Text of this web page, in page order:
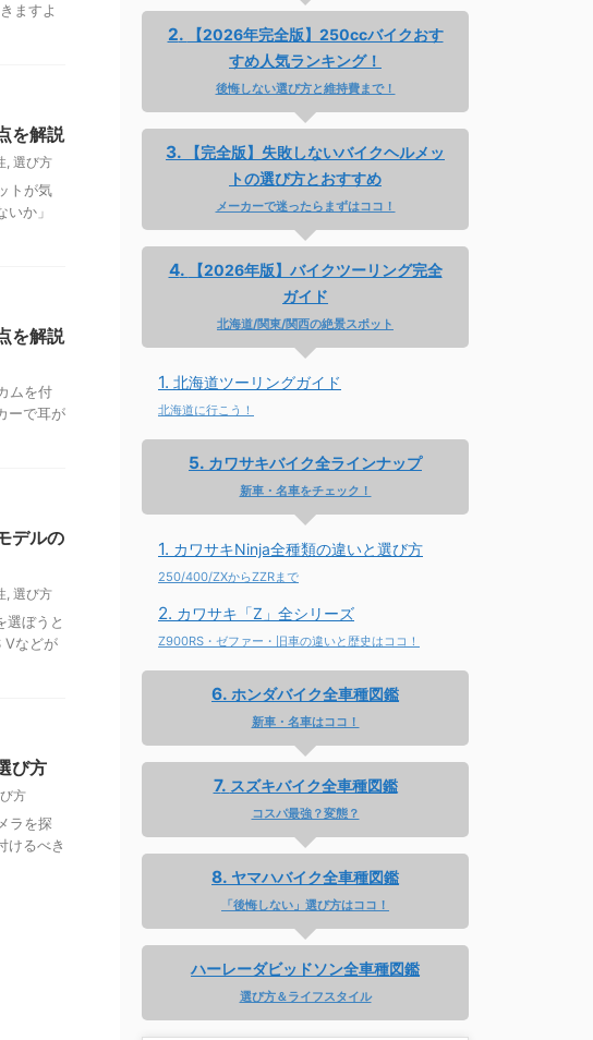
ますよ
を解説
, 選び方
トが気
か」
を解説
ムを付
ーで耳が
デルの
, 選び方
選ぼうと
Vなどが
び方
方
ラを探
けるべき
【2026年完全版】250ccバイクおす
すめ人気ランキング！
後悔しない選び方と維持費まで！
【完全版】失敗しないバイクヘルメッ
トの選び方とおすすめ
メーカーで迷ったらまずはココ！
【2026年版】バイクツーリング完全
ガイド
北海道/関東/関西の絶景スポット
北海道ツーリングガイド
北海道に行こう！
カワサキバイク全ラインナップ
新車・名車をチェック！
カワサキNinja全種類の違いと選び方
250/400/ZXからZZRまで
カワサキ「Z」全シリーズ
Z900RS・ゼファー・旧車の違いと歴史はココ！
ホンダバイク全車種図鑑
新車・名車はココ！
スズキバイク全車種図鑑
コスパ最強？変態？
ヤマハバイク全車種図鑑
「後悔しない」選び方はココ！
ハーレーダビッドソン全車種図鑑
選び方＆ライフスタイル